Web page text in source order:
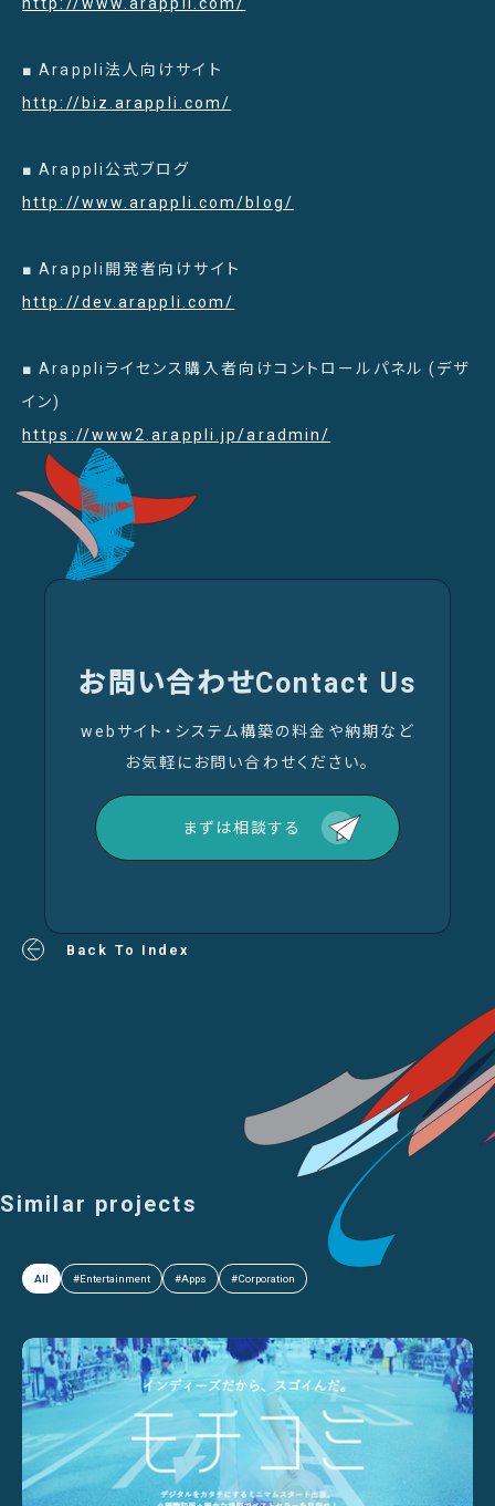
■ Arappli法人向けサイト
http://biz.arappli.com/
■ Arappli公式ブログ
http://www.arappli.com/blog/
■ Arappli開発者向けサイト
http://dev.arappli.com/
■ Arappliライセンス購入者向けコントロールパネル (デザ
イン)
https://www2.arappli.jp/aradmin/
お問い合わせContact Us
webサイト・システム構築の料金や納期など
お気軽にお問い合わせください。
まずは相談する
Back To Index
Similar projects
All #Entertainment #Apps #Corporation